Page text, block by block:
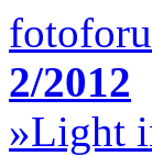
2/2012
»Light